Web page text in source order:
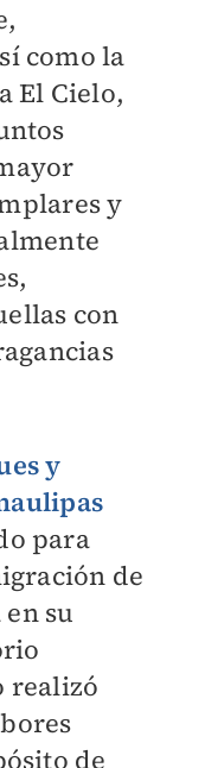
como la
El Cielo,
y
con
y
para
de
su
realizó
de